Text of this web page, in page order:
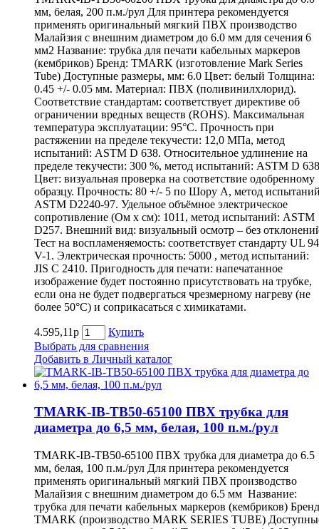
мм, белая, 200 п.м./рул Для принтера рекомендуется
применять оригинальный мягкий ПВХ производство
Малайзия с внешним диаметром до 6.0 мм для сечения 6
мм2 Название: трубка для печати кабельных маркеров
(кембриков) Бренд: TMARK (изготовление Mark Series
Tube) Доступные размеры, мм: 6.0 Цвет: белый Толщина:
0.45 +/- 0.05 мм. Материал: ПВХ (поливинилхлорид).
Соответствие стандартам: соответствует директиве об
ограничении вредных веществ (ROHS). Максимальная
температура эксплуатации: 95°С. Прочность при
растяжении на пределе текучести: 12,0 МПа, метод
испытаний: ASTM D 638. Относительное удлинение на
пределе текучести: 300 %, метод испытаний: ASTM D
Цвет: визуальная проверка на соответствие одобренному
образцу. Прочность: 80 +/- 5 по Шору А, метод
ASTM D2240-97. Удельное объёмное электрическое
сопротивление (Ом х см): 1011, метод испытаний: ASTM
D257. Внешний вид: визуальный осмотр – без
Тест на воспламеняемость: соответствует стандарту UL 94
V-1. Электрическая прочность: 5000 , метод испытаний:
JIS C 2410. Пригодность для печати: напечатанное
изображение будет постоянно присутствовать на трубке,
если она не будет подвергаться чрезмерному нагреву (не
более 50°С) и соприкасаться с химикатами.
4.595,11р
Купить
Выбрать для сравнения
Добавить в Личный каталог
TMARK-IB-TB50-65100 ПВХ трубка для
диаметра до 6,5 мм, белая, 100 п.м./рул
TMARK-IB-TB50-65100 ПВХ трубка для диаметра до 6.5
мм, белая, 100 п.м./рул Для принтера рекомендуется
применять оригинальный мягкий ПВХ производство
Малайзия с внешним диаметром до 6.5 мм Название:
трубка для печати кабельных маркеров (кембриков)
TMARK (производство MARK SERIES TUBE)